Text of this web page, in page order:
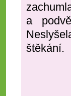
a
štěkání.